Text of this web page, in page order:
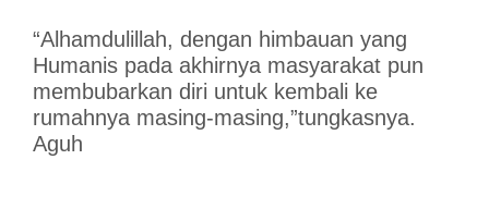
“Alhamdulillah, dengan himbauan yang
Humanis pada akhirnya masyarakat pun
membubarkan diri untuk kembali ke
rumahnya masing-masing,”tungkasnya.
Aguh